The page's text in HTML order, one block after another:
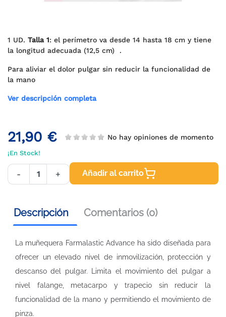
1 UD. Talla 1: el perímetro va desde 14 hasta 18 cm y tiene
la longitud adecuada (12,5 cm) .
Para aliviar el dolor pulgar sin reducir la funcionalidad de
la mano
Ver descripción completa
21,90 € No hay opiniones de momento
¡En Stock!
- + Añadir al carrito
Descripción Comentarios (0)
La muñequera Farmalastic Advance ha sido diseñada para
ofrecer un elevado nivel de inmovilización, protección y
descanso del pulgar. Limita el movimiento del pulgar a
nivel falange, metacarpo y trapecio sin reducir la
funcionalidad de la mano y permitiendo el movimiento de
pinza.